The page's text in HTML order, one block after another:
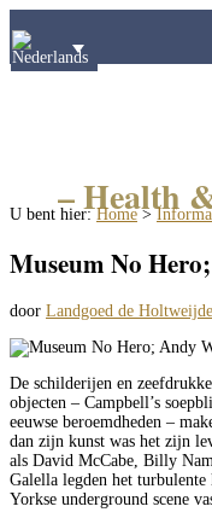
– Health
U bent hier:Home>
Museum No
door Landgoed de Holtweijde
De schilderijen en
objecten – Campbell’s
eeuwse beroemdheden –
dan zijn kunst was het zijn
als David McCabe, Billy
Galella legden het turbulente
Yorkse underground scene